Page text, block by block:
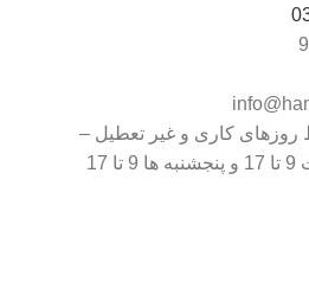
کاری و غیر تعطیل –